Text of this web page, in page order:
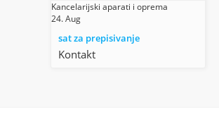
Kancelarijski aparati i oprema
24. Aug
sat za prepisivanje
Kontakt